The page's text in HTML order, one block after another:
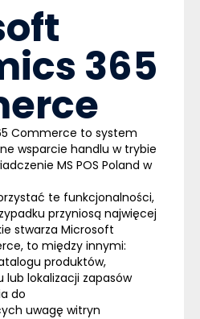
365
Commerce to system
wsparcie handlu w trybie
MS POS Poland w
te funkcjonalności,
przyniosą najwięcej
stwarza Microsoft
, to między innymi:
produktów,
lub lokalizacji zapasów
do
uwagę witryn